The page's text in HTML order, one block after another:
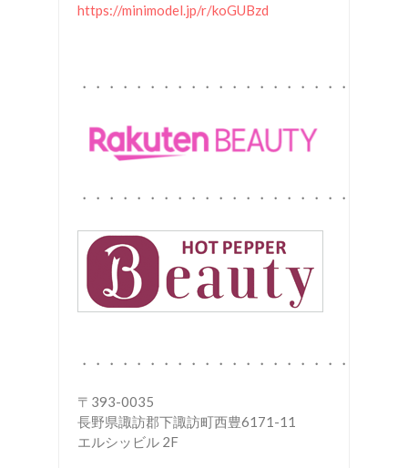
https://minimodel.jp/r/koGUBzd
・・・・・・・・・・・・・・・・・・・・・・・
・・・・・・・・・・・・・・・・・・・・・・・
・・・・・・・・・・・・・・・・・・・・・・・
〒393-0035
長野県諏訪郡下諏訪町西豊6171-11
エルシッビル 2F